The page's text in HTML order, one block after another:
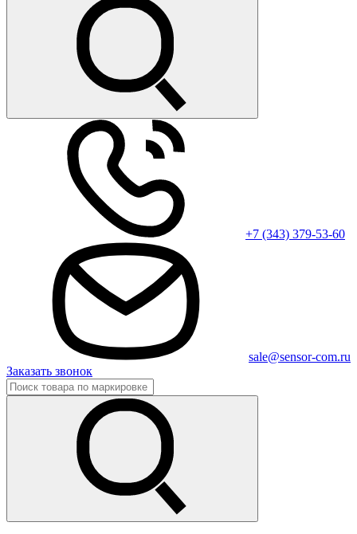
+7 (343) 379-53-60
sale@sensor-com.ru
Заказать звонок